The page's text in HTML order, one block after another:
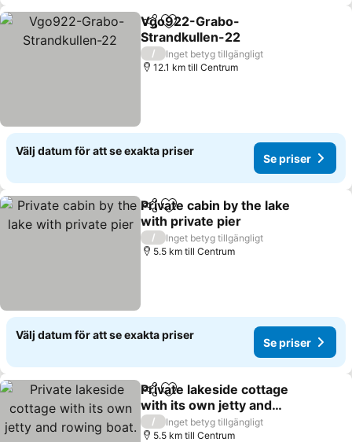
Dela Lägg till i Mina Favoriter
Vgo922-Grabo-
Strandkullen-22
/
Inget betyg tillgängligt
12.1 km till Centrum
Välj datum för att se exakta priser
Se priser
Dela Lägg till i Mina Favoriter
Private cabin by the lake
with private pier
/
Inget betyg tillgängligt
5.5 km till Centrum
Välj datum för att se exakta priser
Se priser
Dela Lägg till i Mina Favoriter
Private lakeside cottage
with its own jetty and
rowing boat.
/
Inget betyg tillgängligt
5.5 km till Centrum